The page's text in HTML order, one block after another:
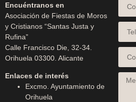
Encuéntranos en
Asociación de Fiestas de Moros
y Cristianos “Santas Justa y
Rufina”
Calle Francisco Die, 32-34.
Orihuela 03300. Alicante
Enlaces de interés
Excmo. Ayuntamiento de
Orihuela